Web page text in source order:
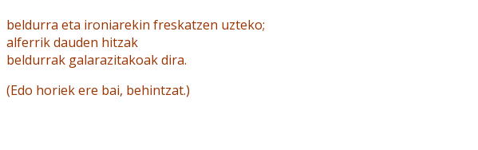
beldurra eta ironiarekin freskatzen uzteko;
alferrik dauden hitzak
beldurrak galarazitakoak dira.
(Edo horiek ere bai, behintzat.)